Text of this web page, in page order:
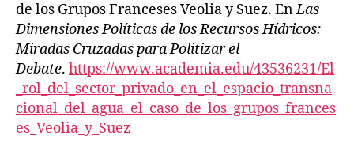
de los Grupos Franceses Veolia y Suez. EnLas
Dimensiones Políticas de los Recursos Hídricos:
Miradas Cruzadas para Politizar el
Debate. https://www.academia.edu/43536231/El
_rol_del_sector_privado_en_el_espacio_transna
cional_del_agua_el_caso_de_los_grupos_frances
es_Veolia_y_Suez